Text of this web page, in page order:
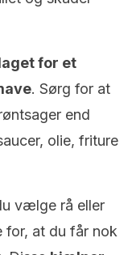
for et
. Sørg for at
end
olie, friture
vælge rå eller
for, at du får nok